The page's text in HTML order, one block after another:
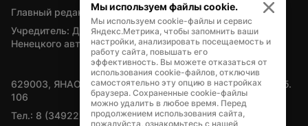
Главный редактор — А.Л. Поздеев
Учредитель: Департамент внутренней политики Ямало-
Ненецкого автономного округа
629003, ЯНАО, Салехард, мкр. Богдана Кнунянца, д.1, каб.
106
Тел.: 8 (34922) 71262
Мы используем файлы cookie.
Мы используем cookie-файлы и сервис
Яндекс.Метрика, чтобы запомнить ваши
настройки, анализировать посещаемость и
работу сайта, повышать его
эффективность. Вы можете отказаться от
использования cookie-файлов, отключив
самостоятельно эту опцию в настройках
браузера. Сохраненные cookie-файлы
можно удалить в любое время. Перед
продолжением использования сайта,
пожалуйста, ознакомьтесь с нашей